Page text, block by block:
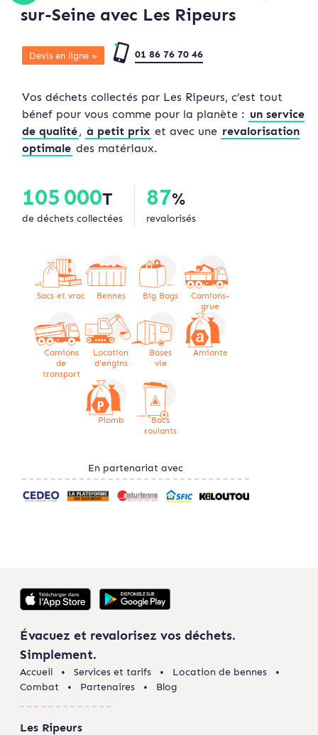
sur-Seine avec Les Ripeurs
Devis en ligne » 01 86 76 70 46
Vos déchets collectés par Les Ripeurs, c’est tout
bénef pour vous comme pour la planète : un service
de qualité, à petit prix et avec une revalorisation
optimale des matériaux.
105 000T
de déchets collectées
87%
revalorisés
Sacs et vrac Bennes Big Bags
Camions-
grue
Camions
de
transport
Location
d'engins
Bases
vie
Amiante
Plomb
Bacs
roulants
En partenariat avec
Évacuez et revalorisez vos déchets.
Simplement.
Accueil Services et tarifs
Location de bennes
Combat
Partenaires Blog
Les Ripeurs